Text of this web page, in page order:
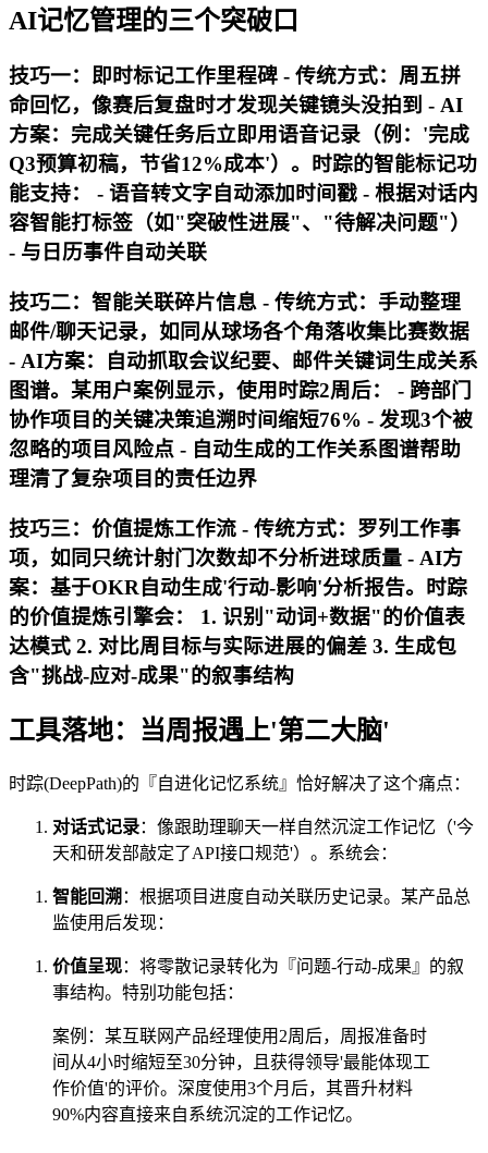
AI记忆管理的三个突破口
技巧一：即时标记工作里程碑 - 传统方式：周五拼
命回忆，像赛后复盘时才发现关键镜头没拍到 - AI
方案：完成关键任务后立即用语音记录（例：'完成
Q3预算初稿，节省12%成本'）。时踪的智能标记功
能支持： - 语音转文字自动添加时间戳 - 根据对话内
容智能打标签（如"突破性进展"、"待解决问题"）
- 与日历事件自动关联
技巧二：智能关联碎片信息 - 传统方式：手动整理
邮件/聊天记录，如同从球场各个角落收集比赛数据
- AI方案：自动抓取会议纪要、邮件关键词生成关系
图谱。某用户案例显示，使用时踪2周后： - 跨部门
协作项目的关键决策追溯时间缩短76% - 发现3个被
忽略的项目风险点 - 自动生成的工作关系图谱帮助
理清了复杂项目的责任边界
技巧三：价值提炼工作流 - 传统方式：罗列工作事
项，如同只统计射门次数却不分析进球质量 - AI方
案：基于OKR自动生成'行动-影响'分析报告。时踪
的价值提炼引擎会： 1. 识别"动词+数据"的价值表
达模式 2. 对比周目标与实际进展的偏差 3. 生成包
含"挑战-应对-成果"的叙事结构
工具落地：当周报遇上'第二大脑'
时踪(DeepPath)的『自进化记忆系统』恰好解决了这个痛点：
对话式记录：像跟助理聊天一样自然沉淀工作记忆（'今
天和研发部敲定了API接口规范'）。系统会：
智能回溯 ：根据项目进度自动关联历史记录。某产品总
监使用后发现：
价值呈现：将零散记录转化为『问题-行动-成果』的叙
事结构。特别功能包括：
案例：某互联网产品经理使用2周后，周报准备时
间从4小时缩短至30分钟，且获得领导'最能体现工
作价值'的评价。深度使用3个月后，其晋升材料
90%内容直接来自系统沉淀的工作记忆。